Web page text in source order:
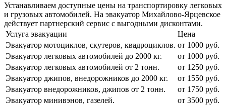
Устанавливаем доступные цены на транспортировку легковых
и грузовых автомобилей. На эвакуатор Михайлово-Ярцевское
действует партнерский сервис с выгодными дисконтами.
Услуга эвакуации
Цена
Эвакуатор мотоциклов, скутеров, квадроциклов. от 1000 руб.
Эвакуатор легковых автомобилей до 2000 кг.
от 1000 руб.
Эвакуатор легковых автомобилей от 2 тонн.
от 1250 руб.
Эвакуатор джипов, внедорожников до 2000 кг.
от 1550 руб.
Эвакуатор внедорожников, джипов от 2 тонн.
от 1750 руб.
Эвакуатор минивэнов, газелей.
от 3500 руб.